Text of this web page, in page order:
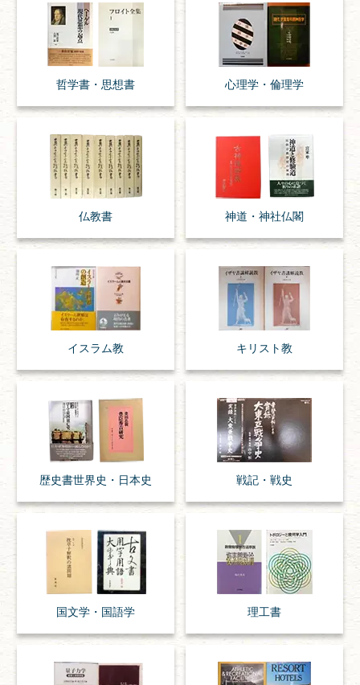
哲学書・思想書 心理学・倫理学
仏教書 神道・神社仏閣
イスラム教 キリスト教
歴史書世界史・ 日本史 戦記・戦史
国文学・ 国語学 理工書